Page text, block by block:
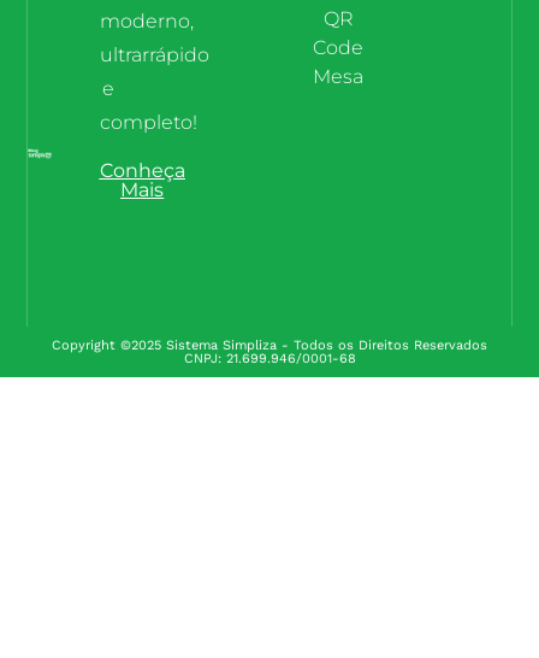
moderno,
ultrarrápido
e
completo!
Conheça
Mais
QR
Code
Mesa
Copyright ©2025 Sistema Simpliza - Todos os Direitos Reservados
CNPJ: 21.699.946/0001-68